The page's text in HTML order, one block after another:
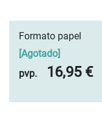
Formato papel
Agotado]
pvp.
16,95 €